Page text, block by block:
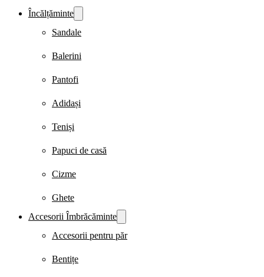
Încălțăminte
Sandale
Balerini
Pantofi
Adidași
Teniși
Papuci de casă
Cizme
Ghete
Accesorii Îmbrăcăminte
Accesorii pentru păr
Bentițe